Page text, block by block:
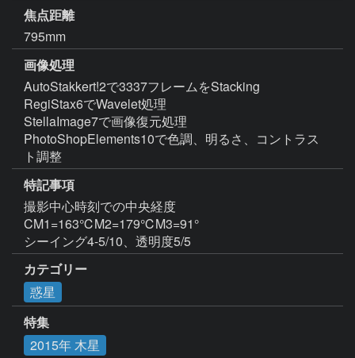
焦点距離
795mm
画像処理
AutoStakkert!2で3337フレームをStacking
RegiStax6でWavelet処理
StellaImage7で画像復元処理
PhotoShopElements10で色調、明るさ、コントラス
ト調整
特記事項
撮影中心時刻での中央経度
CM1=163℃M2=179℃M3=91°
シーイング4-5/10、透明度5/5
カテゴリー
惑星
特集
2015年 木星